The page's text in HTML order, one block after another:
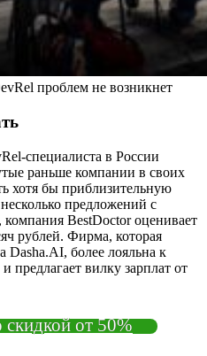
проблем не возникнет
специалиста в России
раньше компании в своих
хотя бы приблизительную
предложений с
BestDoctor оценивает
рублей. Фирма, которая
Dasha.AI, более лояльна к
предлагает вилку зарплат от
от 50%